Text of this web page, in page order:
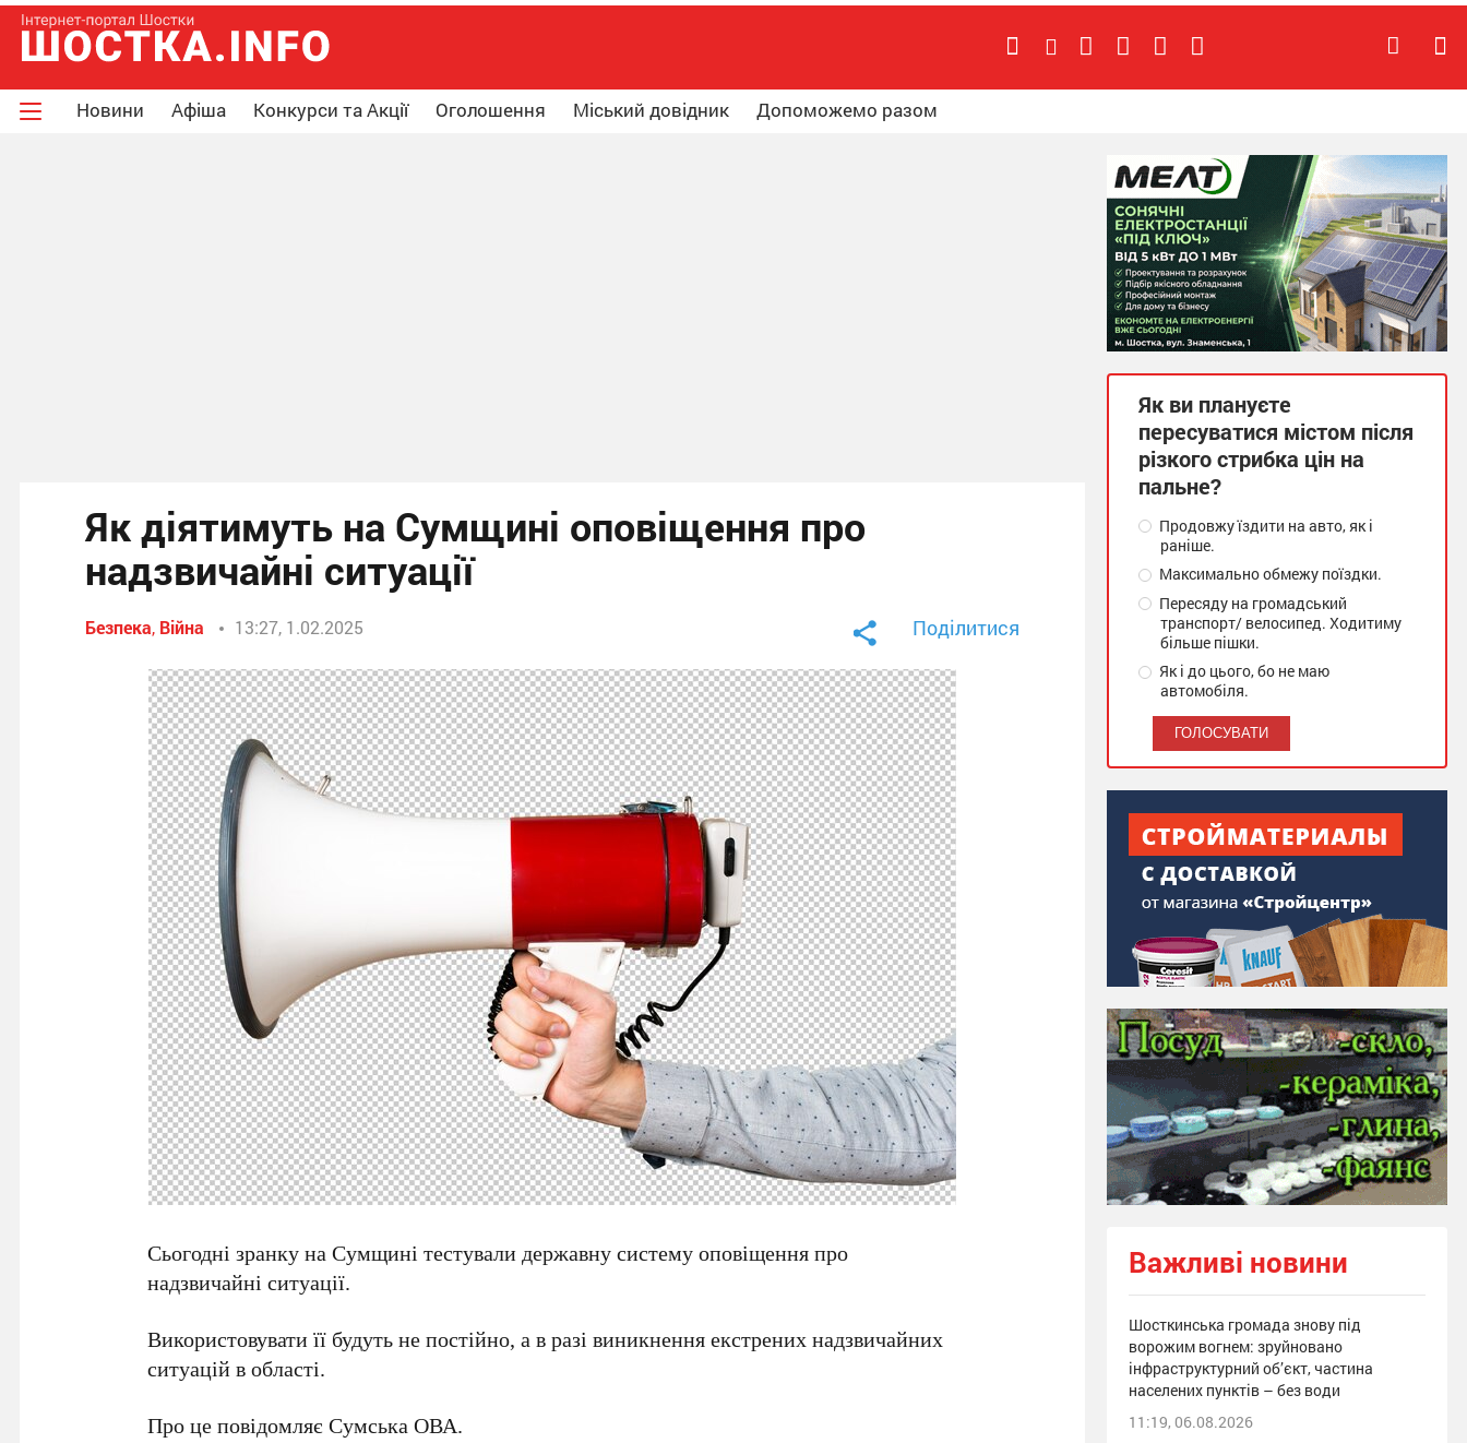
Новини Афіша Конкурси та Акції Оголошення Міський довідник Допоможемо разом
Як діятимуть на Сумщині оповіщення про
надзвичайні ситуації
Безпека, Війна 13:27, 1.02.2025 Поділитися
Сьогодні зранку на Сумщині тестували державну систему оповіщення про
надзвичайні ситуації.
Використовувати її будуть не постійно, а в разі виникнення екстрених надзвичайних
ситуацій в області.
Про це повідомляє Сумська ОВА.
Як ви плануєте
пересуватися містом після
різкого стрибка цін на
пальне?
Продовжу їздити на авто, як і
раніше.
Максимально обмежу поїздки.
Пересяду на громадський
транспорт/ велосипед. Ходитиму
більше пішки.
Як і до цього, бо не маю
автомобіля.
Важливі новини
Шосткинська громада знову під
ворожим вогнем: зруйновано
інфраструктурний об’єкт, частина
населених пунктів – без води
11:19, 06.08.2026